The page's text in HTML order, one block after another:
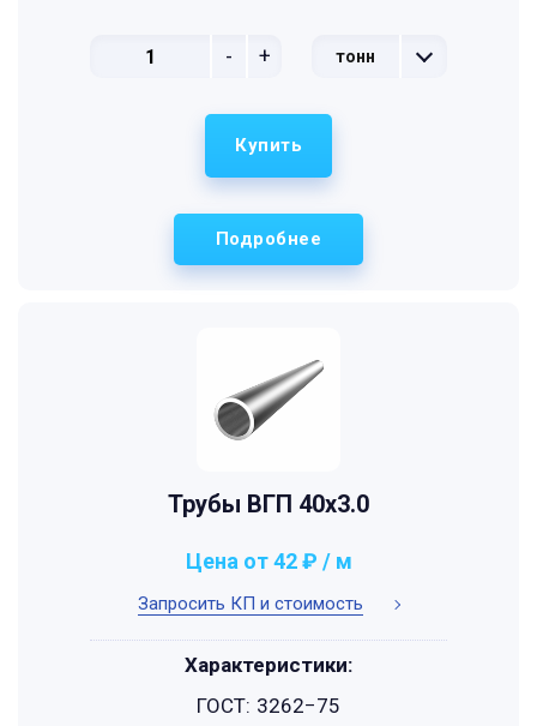
- + тонн
Подробнее
Купить
Трубы ВГП 40x3.0
Запросить КП и стоимость
Цена от 42 ₽ / м
Характеристики:
ГОСТ: 3262−75